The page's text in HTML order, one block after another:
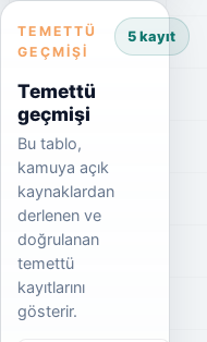
TEMETTÜ
GEÇMIŞI
Temettü
geçmişi
Bu tablo,
kamuya açık
kaynaklardan
derlenen ve
doğrulanan
temettü
kayıtlarını
gösterir.
5 kayıt